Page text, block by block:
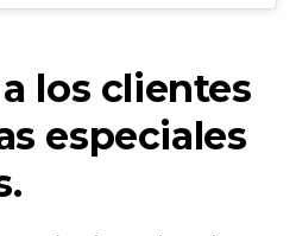
los clientes
especiales